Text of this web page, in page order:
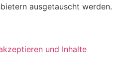
ausgetauscht werden.
und Inhalte